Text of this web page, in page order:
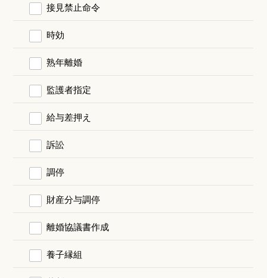
接見禁止命令
時効
熟年離婚
監護者指定
給与差押え
訴訟
調停
財産分与調停
離婚協議書作成
養子縁組